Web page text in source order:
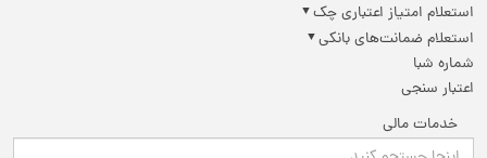
استعلام امتیاز اعتباری چک
استعلام ضمانت‌های بانکی
شماره شبا
اعتبار سنجی
خدمات مالی